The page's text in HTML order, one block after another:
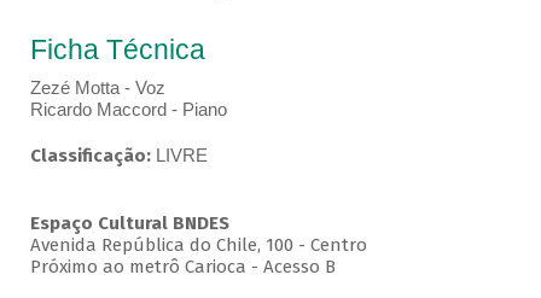
Ficha Técnica
Zezé Motta - Voz
Ricardo Maccord - Piano
Classificação: LIVRE
Espaço Cultural BNDES
Avenida República do Chile, 100 - Centro
Próximo ao metrô Carioca - Acesso B